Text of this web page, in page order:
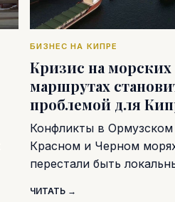
БИЗНЕС НА КИПРЕ
Кризис на морских
маршрутах
проблемой для
Конфликты в Ормузском
Красном и Черном
перестали быть
ЧИТАТЬ →